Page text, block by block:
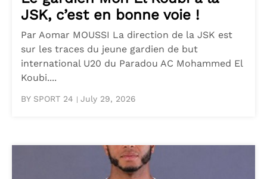
JSK, c’est en bonne voie !
Par Aomar MOUSSI La direction de la JSK est
sur les traces du jeune gardien de but
international U20 du Paradou AC Mohammed El
Koubi....
BY SPORT 24 | July 29, 2026